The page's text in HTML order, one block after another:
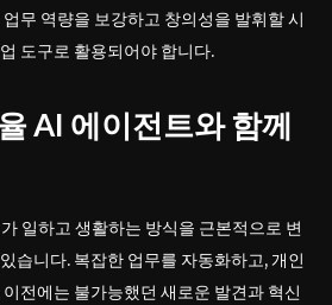
무 역량을 보강하고 창의성을 발휘할 시
도구로 활용되어야 합니다.
AI 에이전트와 함께
일하고 생활하는 방식을 근본적으로 변
습니다. 복잡한 업무를 자동화하고, 개인
전에는 불가능했던 새로운 발견과 혁신